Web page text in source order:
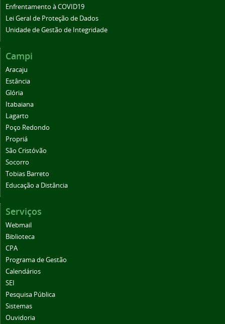
Enfrentamento à COVID19
Lei Geral de Proteção de Dados
Unidade de Gestão de Integridade
Campi
Aracaju
Estância
Glória
Itabaiana
Lagarto
Poço Redondo
Propriá
São Cristóvão
Socorro
Tobias Barreto
Educação a Distância
Serviços
Webmail
Biblioteca
CPA
Programa de Gestão
Calendários
SEI
Pesquisa Pública
Sistemas
Ouvidoria